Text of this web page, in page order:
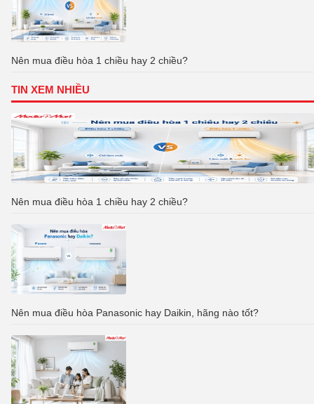
Nên mua điều hòa 1 chiều hay 2 chiều?
TIN XEM NHIỀU
Nên mua điều hòa 1 chiều hay 2 chiều?
Nên mua điều hòa Panasonic hay Daikin, hãng nào tốt?